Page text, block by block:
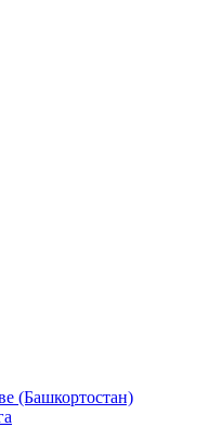
(Башкортостан)